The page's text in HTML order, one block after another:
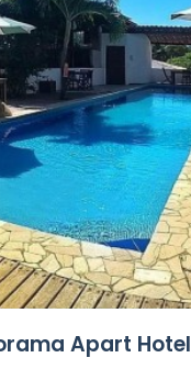
Apart Hotel